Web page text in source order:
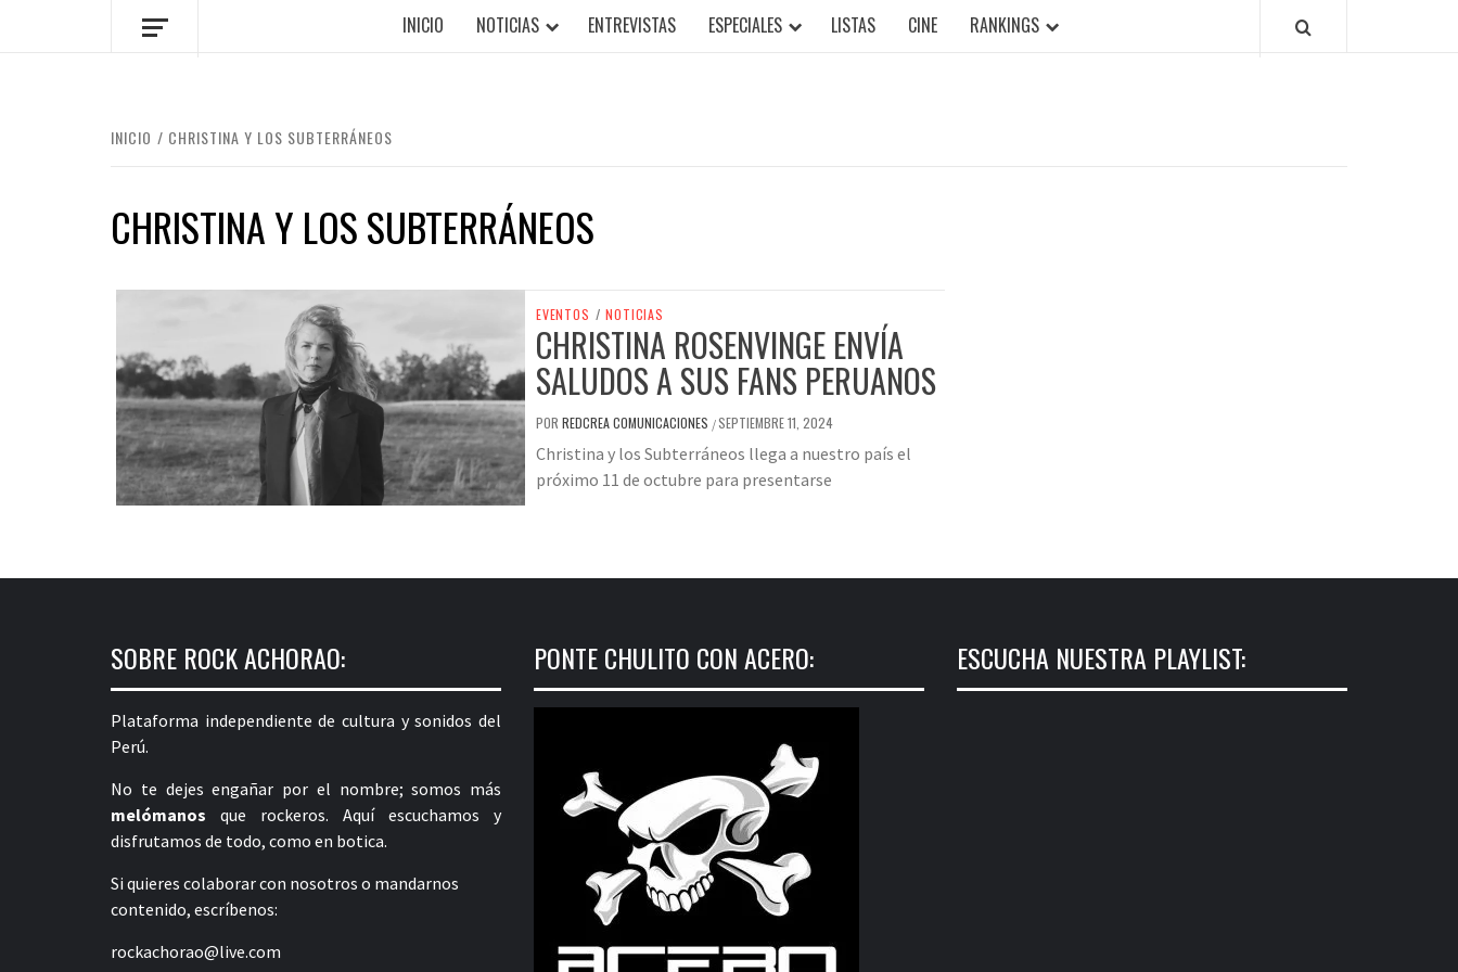
INICIO NOTICIAS ENTREVISTAS ESPECIALES LISTAS CINE RANKINGS
INICIO CHRISTINA Y LOS SUBTERRÁNEOS
CHRISTINA Y LOS SUBTERRÁNEOS
EVENTOS / NOTICIAS
CHRISTINA ROSENVINGE ENVÍA
SALUDOS A SUS FANS PERUANOS
POR REDCREA COMUNICACIONES /SEPTIEMBRE 11, 2024
Christina y los Subterráneos llega a nuestro país el
próximo 11 de octubre para presentarse
SOBRE ROCK ACHORAO:
Plataforma independiente de cultura y sonidos del
Perú.
No te dejes engañar por el nombre; somos más
melómanos que rockeros. Aquí escuchamos y
disfrutamos de todo, como en botica.
Si quieres colaborar con nosotros o mandarnos
contenido, escríbenos:
rockachorao@live.com
PONTE CHULITO CON ACERO: ESCUCHA NUESTRA PLAYLIST: